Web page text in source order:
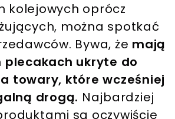
kolejowych oprócz
można spotkać
Bywa, że mają
plecakach ukryte do
towary, które wcześniej
drogą. Najbardziej
są oczywiście